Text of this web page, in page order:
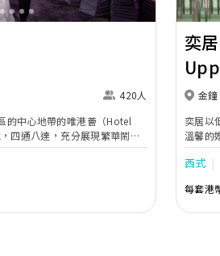
420人
的中心地帶的唯港薈（Hotel
四通八達，充分展現繁華鬧巿
人舉辦婚宴的熱門之選。專業團
節，唯港薈都力臻完美，保證
有時尚高樓頂的Silverbox宴會
及燈光設備配套，並採用極富
出與別不同的經典神韻。不論
奕居
金鐘
奕居以
溫馨的
團隊會
西式
每套港